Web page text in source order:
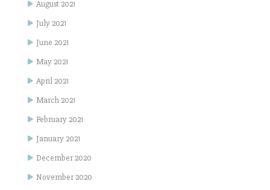
August 2021
July 2021
June 2021
May 2021
April 2021
March 2021
February 2021
January 2021
December 2020
November 2020